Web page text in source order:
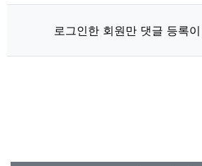
로그인한 회원만 댓글 등록